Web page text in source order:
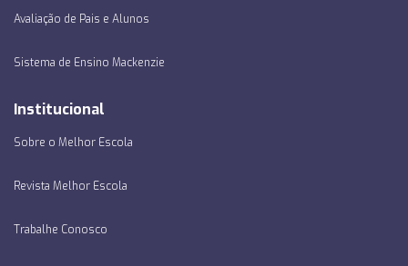
Avaliação de Pais e Alunos
Sistema de Ensino Mackenzie
Institucional
Sobre o Melhor Escola
Revista Melhor Escola
Trabalhe Conosco